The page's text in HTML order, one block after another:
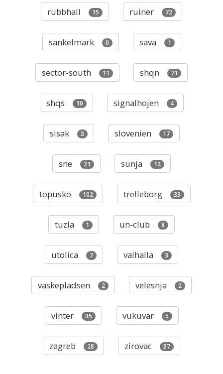
rubbhall 15 ruiner 72
sankelmark 0 sava 1
sector-south 11 shqn 71
shqs 10 signalhojen 4
sisak 3 slovenien 17
sne 21 sunja 12
topusko 102 trelleborg 33
tuzla 1 un-club 8
utolica 7 valhalla 3
vaskepladsen 2 velesnja 2
vinter 35 vukuvar 5
zagreb 28 zirovac 37